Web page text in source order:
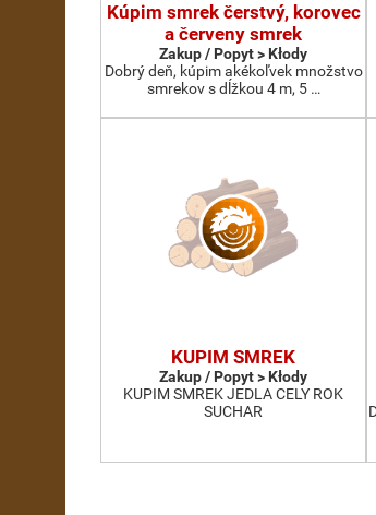
Kúpim smrek čerstvý, korovec
a červeny smrek
Zakup / Popyt > Kłody
Dobrý deň, kúpim akékoľvek množstvo
smrekov s dĺžkou 4 m, 5 …
KUPIM SMREK
Zakup / Popyt > Kłody
KUPIM SMREK JEDLA CELY ROK
SUCHAR